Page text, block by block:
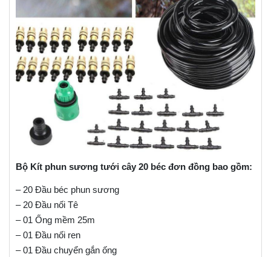
Bộ Kít phun sương tưới cây 20 béc đơn đồng bao gồm:
– 20 Đầu béc phun sương
– 20 Đầu nối Tê
– 01 Ống mềm 25m
– 01 Đầu nối ren
– 01 Đầu chuyển gắn ống